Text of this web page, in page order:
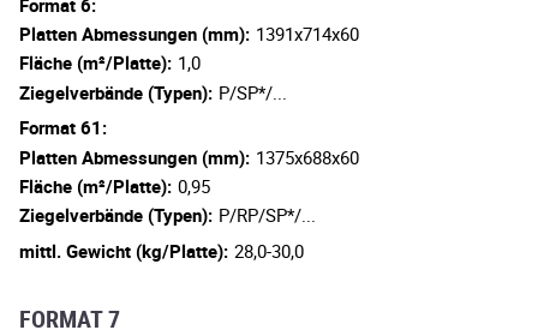
Platten Abmessungen (mm): 1391x714x60
Fläche (m²/Platte): 1,0
Ziegelverbände (Typen): P/SP*/...
Format 61:
Platten Abmessungen (mm): 1375x688x60
Fläche (m²/Platte): 0,95
Ziegelverbände (Typen): P/RP/SP*/...
mittl. Gewicht (kg/Platte): 28,0-30,0
FORMAT 7